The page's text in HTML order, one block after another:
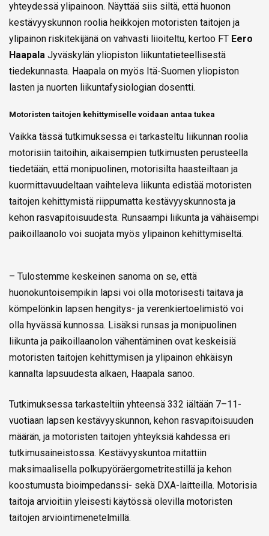
yhteydessä ylipainoon. Näyttää siis siltä, että huonon
kestävyyskunnon roolia heikkojen motoristen taitojen ja
ylipainon riskitekijänä on vahvasti liioiteltu, kertoo FT Eero
Haapala Jyväskylän yliopiston liikuntatieteellisestä
tiedekunnasta. Haapala on myös Itä-Suomen yliopiston
lasten ja nuorten liikuntafysiologian dosentti.
Motoristen taitojen kehittymiselle voidaan antaa tukea
Vaikka tässä tutkimuksessa ei tarkasteltu liikunnan roolia
motorisiin taitoihin, aikaisempien tutkimusten perusteella
tiedetään, että monipuolinen, motorisilta haasteiltaan ja
kuormittavuudeltaan vaihteleva liikunta edistää motoristen
taitojen kehittymistä riippumatta kestävyyskunnosta ja
kehon rasvapitoisuudesta. Runsaampi liikunta ja vähäisempi
paikoillaanolo voi suojata myös ylipainon kehittymiseltä.
– Tulostemme keskeinen sanoma on se, että
huonokuntoisempikin lapsi voi olla motorisesti taitava ja
kömpelönkin lapsen hengitys- ja verenkiertoelimistö voi
olla hyvässä kunnossa. Lisäksi runsas ja monipuolinen
liikunta ja paikoillaanolon vähentäminen ovat keskeisiä
motoristen taitojen kehittymisen ja ylipainon ehkäisyn
kannalta lapsuudesta alkaen, Haapala sanoo.
Tutkimuksessa tarkasteltiin yhteensä 332 iältään 7–11-
vuotiaan lapsen kestävyyskunnon, kehon rasvapitoisuuden
määrän, ja motoristen taitojen yhteyksiä kahdessa eri
tutkimusaineistossa. Kestävyyskuntoa mitattiin
maksimaalisella polkupyöräergometritestillä ja kehon
koostumusta bioimpedanssi- sekä DXA-laitteilla. Motorisia
taitoja arvioitiin yleisesti käytössä olevilla motoristen
taitojen arviointimenetelmillä.